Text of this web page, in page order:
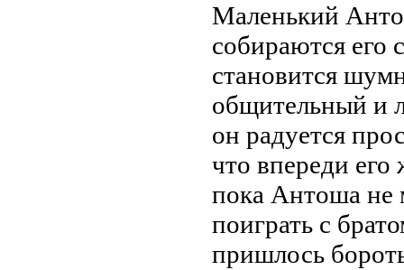
Маленький
собираются его
становится
общительный и
он радуется
что впереди
пока Антоша не
поиграть с
пришлось